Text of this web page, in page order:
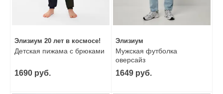
Элизиум 20 лет в космосе!
Детская пижама с брюками
1690 руб.
Элизиум
Мужская футболка
оверсайз
1649 руб.